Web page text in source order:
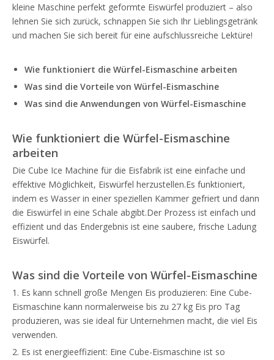
kleine Maschine perfekt geformte Eiswürfel produziert – also
lehnen Sie sich zurück, schnappen Sie sich Ihr Lieblingsgetränk
und machen Sie sich bereit für eine aufschlussreiche Lektüre!
Wie funktioniert die Würfel-Eismaschine arbeiten
Was sind die Vorteile von Würfel-Eismaschine
Was sind die Anwendungen von Würfel-Eismaschine
Wie funktioniert die Würfel-Eismaschine
arbeiten
Die Cube Ice Machine für die Eisfabrik ist eine einfache und
effektive Möglichkeit, Eiswürfel herzustellen.Es funktioniert,
indem es Wasser in einer speziellen Kammer gefriert und dann
die Eiswürfel in eine Schale abgibt.Der Prozess ist einfach und
effizient und das Endergebnis ist eine saubere, frische Ladung
Eiswürfel.
Was sind die Vorteile von Würfel-Eismaschine
1. Es kann schnell große Mengen Eis produzieren: Eine Cube-
Eismaschine kann normalerweise bis zu 27 kg Eis pro Tag
produzieren, was sie ideal für Unternehmen macht, die viel Eis
verwenden.
2. Es ist energieeffizient: Eine Cube-Eismaschine ist so